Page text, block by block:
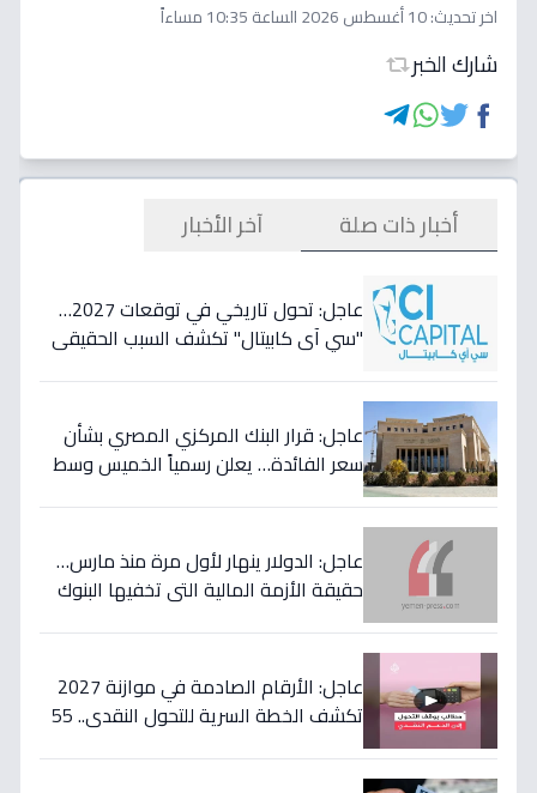
اخر تحديث:10 أغسطس 2026 الساعة 10:35 مساءاً
شارك الخبر
أخبار ذات صلة آخر الأخبار
عاجل: تحول تاريخي في توقعات 2027…
"سي آي كابيتال" تكشف السبب الحقيقي
عاجل: قرار البنك المركزي المصري بشأن
سعر الفائدة… يعلن رسمياً الخميس وسط
عاجل: الدولار ينهار لأول مرة منذ مارس…
حقيقة الأزمة المالية التي تخفيها البنوك
عاجل: الأرقام الصادمة في موازنة 2027
تكشف الخطة السرية للتحول النقدي.. 55